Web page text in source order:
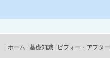
ホーム 基礎知識 ビフォー・アフター